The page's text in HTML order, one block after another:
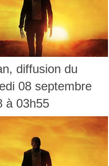
diffusion du
08 septembre
à 03h55